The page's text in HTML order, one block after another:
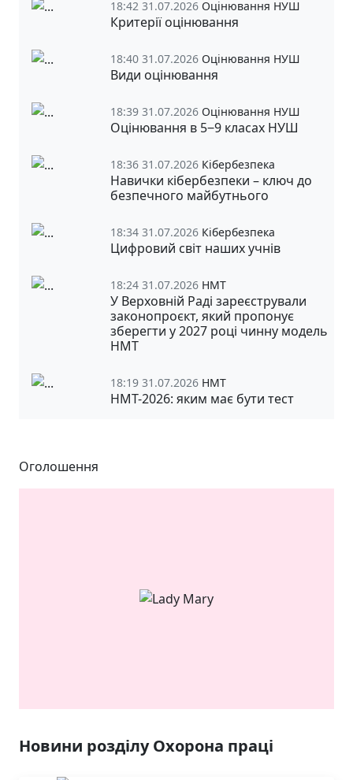
18:42 31.07.2026 Оцінювання НУШ
Критерії оцінювання
18:40 31.07.2026 Оцінювання НУШ
Види оцінювання
18:39 31.07.2026 Оцінювання НУШ
Оцінювання в 5‒9 класах НУШ
18:36 31.07.2026 Кібербезпека
Навички кібербезпеки – ключ до
безпечного майбутнього
18:34 31.07.2026 Кібербезпека
Цифровий світ наших учнів
18:24 31.07.2026 НМТ
У Верховній Раді зареєстрували
законопроєкт, який пропонує
зберегти у 2027 році чинну модель
НМТ
18:19 31.07.2026 НМТ
НМТ-2026: яким має бути тест
Оголошення
У ЛЬВОВІ
Новини розділу Охорона праці